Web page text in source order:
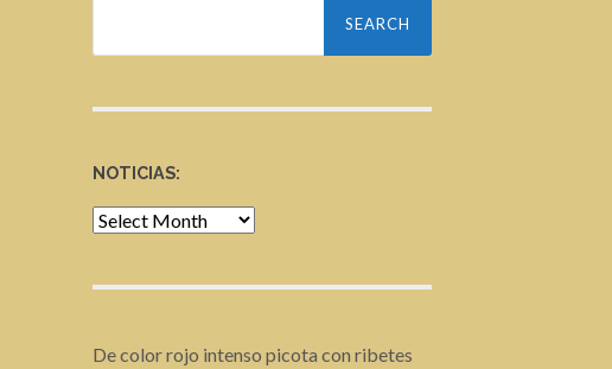
NOTICIAS:
Noticias:
De color rojo intenso picota con ribetes